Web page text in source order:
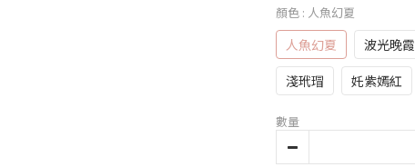
顏色 : 人魚幻夏
人魚幻夏 波光晚霞
淺玳瑁
奼紫嫣紅
數量